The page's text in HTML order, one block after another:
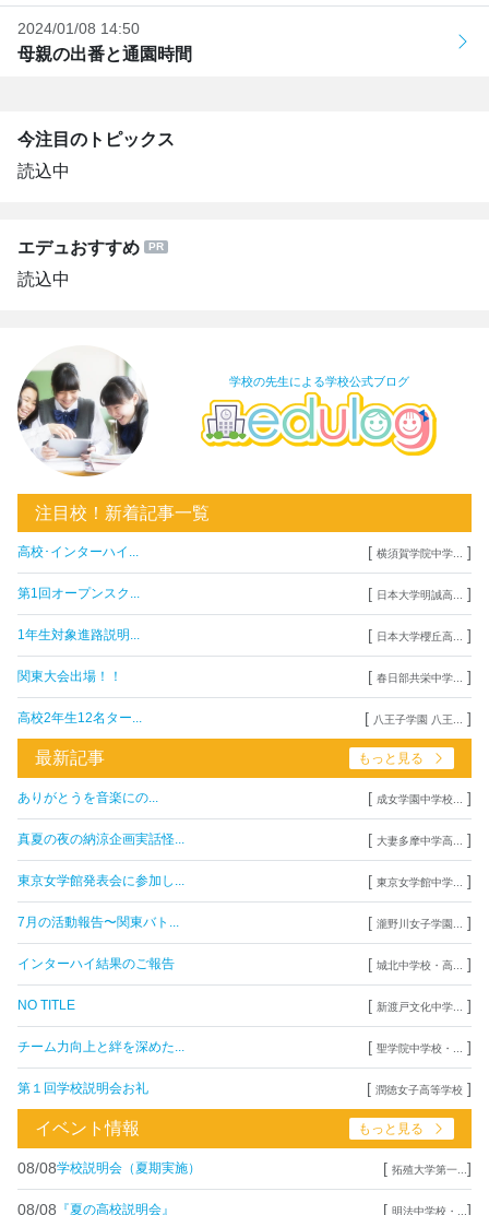
2024/01/08 14:50
母親の出番と通園時間
今注目のトピックス
読込中
エデュおすすめ
読込中
学校の先生による学校公式ブログ
注目校！新着記事一覧
高校･インターハイ... [ 横須賀学院中学... ]
第1回オープンスク... [ 日本大学明誠高... ]
1年生対象進路説明... [ 日本大学櫻丘高... ]
関東大会出場！！ [ 春日部共栄中学... ]
高校2年生12名ター... [ 八王子学園 八王... ]
最新記事 もっと見る
ありがとうを音楽にの... [ 成女学園中学校... ]
真夏の夜の納涼企画実話怪... [ 大妻多摩中学高... ]
東京女学館発表会に参加し... [ 東京女学館中学... ]
7月の活動報告〜関東バト... [ 瀧野川女子学園... ]
インターハイ結果のご報告 [ 城北中学校・高... ]
NO TITLE [ 新渡戸文化中学... ]
チーム力向上と絆を深めた... [ 聖学院中学校・... ]
第１回学校説明会お礼 [ 潤徳女子高等学校 ]
イベント情報 もっと見る
08/08学校説明会（夏期実施） [ 拓殖大学第一... ]
08/08 『夏の高校説明会』 [ 明法中学校・... ]